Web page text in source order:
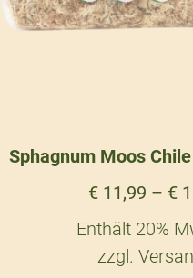
Sphagnum Moos
€11,99 – €
Enthält 20%
zzgl.